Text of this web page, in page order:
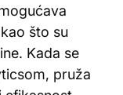
što su
Kada se
pruža